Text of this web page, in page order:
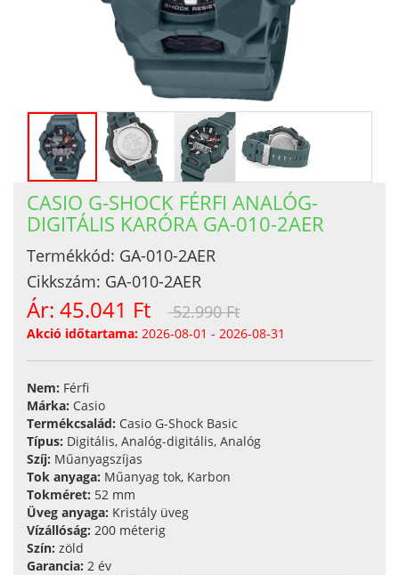
CASIO G-SHOCK FÉRFI ANALÓG-
DIGITÁLIS KARÓRA GA-010-2AER
Termékkód: GA-010-2AER
Cikkszám: GA-010-2AER
Ár: 45.041 Ft 52.990 Ft
Akció időtartama: 2026-08-01 - 2026-08-31
Nem: Férfi
Márka: Casio
Termékcsalád: Casio G-Shock Basic
Típus: Digitális, Analóg-digitális, Analóg
Szíj: Műanyagszíjas
Tok anyaga: Műanyag tok, Karbon
Tokméret: 52 mm
Üveg anyaga: Kristály üveg
Vízállóság: 200 méterig
Szín: zöld
Garancia: 2 év